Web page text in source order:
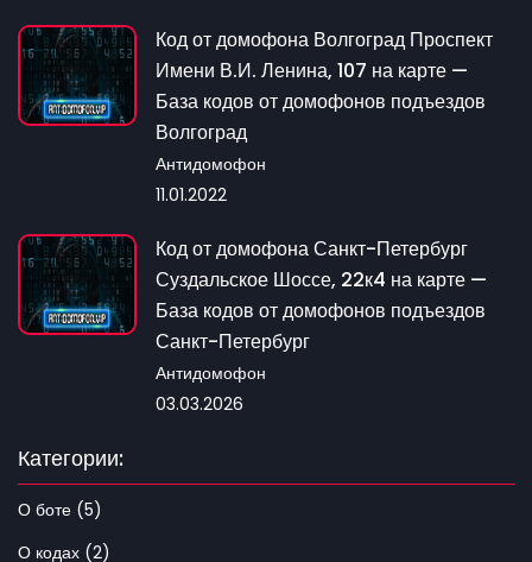
Код от домофона Волгоград Проспект
Имени В.И. Ленина, 107 на карте —
База кодов от домофонов подъездов
Волгоград
Антидомофон
11.01.2022
Код от домофона Санкт-Петербург
Суздальское Шоссе, 22к4 на карте —
База кодов от домофонов подъездов
Санкт-Петербург
Антидомофон
03.03.2026
Категории:
О боте (5)
О кодах (2)